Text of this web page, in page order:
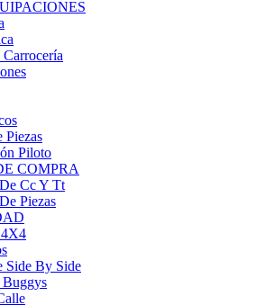
Piezas
Piloto
COMPRA
Cc Y Tt
Piezas
Side By Side
Buggys